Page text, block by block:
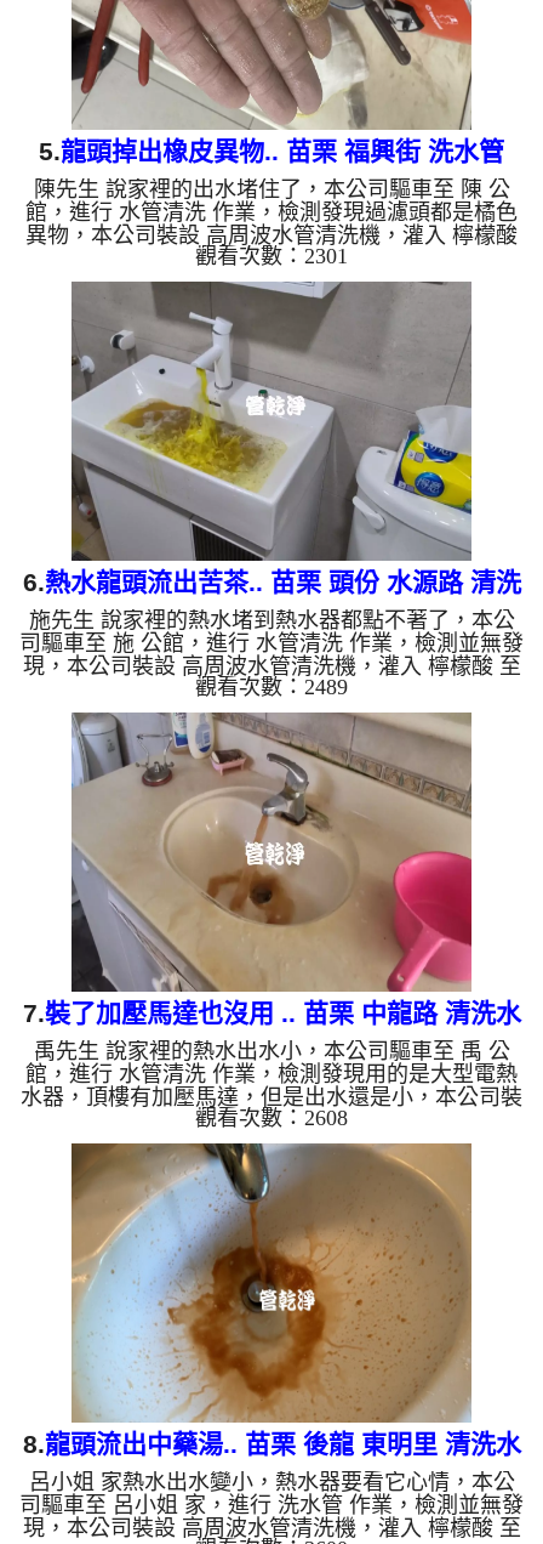
5.龍頭掉出橡皮異物.. 苗栗 福興街 洗水管
陳先生 說家裡的出水堵住了，本公司驅車至 陳 公
館，進行 水管清洗 作業，檢測發現過濾頭都是橘色
異物，本公司裝設 高周波水管清洗機，灌入 檸檬酸
至水管，等了約15分，開啟 水管清洗機 ，啟動 螺旋
波 模式，一開始就流出髒水，還掉出橡皮異物，兩
個多小時後，出水量恢復了。 如是自來水，如水管
老化，會產生鐵鏽跟泥沙堆積，洗出來的水就會是咖
啡色，地下水含有氧化錳，管壁上會結成黑色管垢，
洗出來的水會跟石油一樣黑，有些洗出綠色的水，是
因為裡面有銅的物質，生鏽產生銅綠，如是藍色的
水，是因為水龍頭合金的...
觀看次數：2301
6.熱水龍頭流出苦茶.. 苗栗 頭份 水源路 清洗
水管
施先生 說家裡的熱水堵到熱水器都點不著了，本公
司驅車至 施 公館，進行 水管清洗 作業，檢測並無發
現，本公司裝設 高周波水管清洗機，灌入 檸檬酸 至
水管，等了約15分，開啟 水管清洗機 ，啟動 螺旋
波 模式，一開始就流出鮮豔髒水，顏色越來越深，
最後變成了苦茶，兩個多小時後，熱水出水量恢復
了。 如是自來水，如水管老化，會產生鐵鏽跟泥沙
堆積，洗出來的水就會是咖啡色，地下水含有氧化
錳，管壁上會結成黑色管垢，洗出來的水會跟石油一
樣黑，有些洗出綠色的水，是因為裡面有銅的物質，
生鏽產生銅綠，如是藍色的...
觀看次數：2489
7.裝了加壓馬達也沒用 .. 苗栗 中龍路 清洗水
管
禹先生 說家裡的熱水出水小，本公司驅車至 禹 公
館，進行 水管清洗 作業，檢測發現用的是大型電熱
水器，頂樓有加壓馬達，但是出水還是小，本公司裝
設 高周波水管清洗機，灌入 檸檬酸 至水管，等了約
15分，開啟 水管清洗機 ，啟動 螺旋波 模式，剛開始
流出髒水，顏色越來越深，源源不絕，兩個多小時
後，熱水出水量恢復正常了。 如是自來水，如水管
老化，會產生鐵鏽跟泥沙堆積，洗出來的水就會是咖
啡色，地下水含有氧化錳，管壁上會結成黑色管垢，
洗出來的水會跟石油一樣黑，有些洗出綠色的水，是
因為裡面有銅的物質，...
觀看次數：2608
8.龍頭流出中藥湯.. 苗栗 後龍 東明里 清洗水
管
呂小姐 家熱水出水變小，熱水器要看它心情，本公
司驅車至 呂小姐 家，進行 洗水管 作業，檢測並無發
現，本公司裝設 高周波水管清洗機，灌入 檸檬酸 至